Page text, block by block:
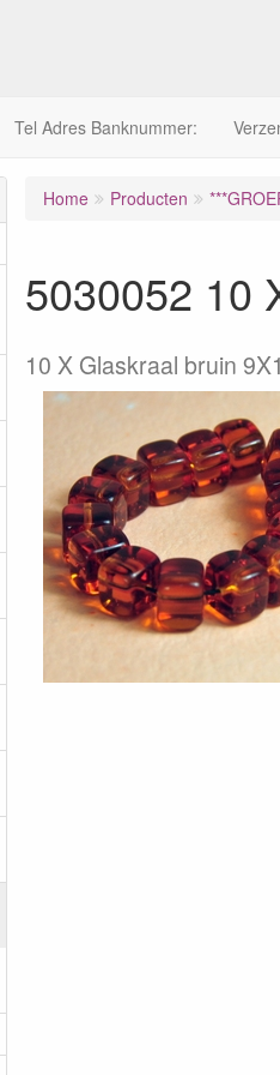
Tel Adres Banknummer:
Home Producten
5030052 10
10 X Glaskraal bruin